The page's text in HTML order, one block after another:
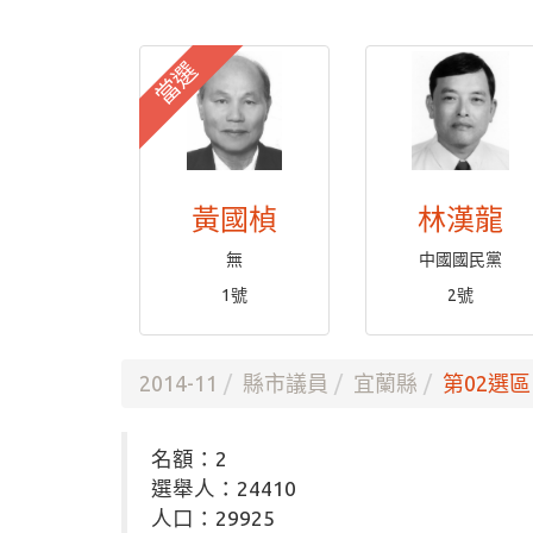
當選
黃國楨
無
1號
林漢龍
中國國民黨
2號
2014-11 縣市議員 宜蘭縣 第02選
名額：2
選舉人：24410
人口：29925